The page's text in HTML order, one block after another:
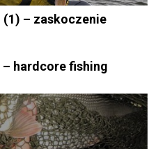
(1) – zaskoczenie
– hardcore fishing